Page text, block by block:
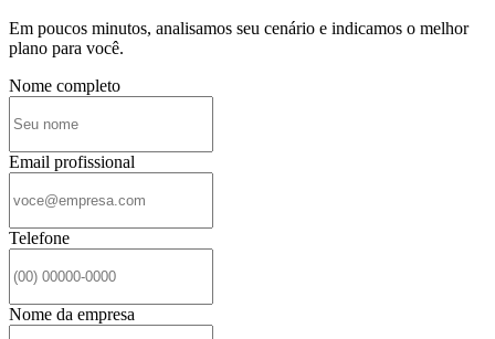
Em poucos minutos, analisamos seu cenário e indicamos o melhor
plano para você.
Nome completo
Email profissional
Telefone
Nome da empresa